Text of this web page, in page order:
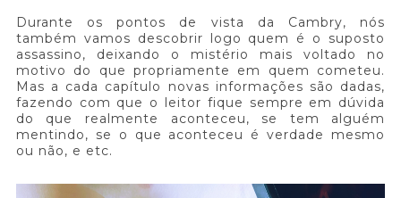
Durante os pontos de vista da Cambry, nós
também vamos descobrir logo quem é o suposto
assassino, deixando o mistério mais voltado no
motivo do que propriamente em quem cometeu.
Mas a cada capítulo novas informações são dadas,
fazendo com que o leitor fique sempre em dúvida
do que realmente aconteceu, se tem alguém
mentindo, se o que aconteceu é verdade mesmo
ou não, e etc.